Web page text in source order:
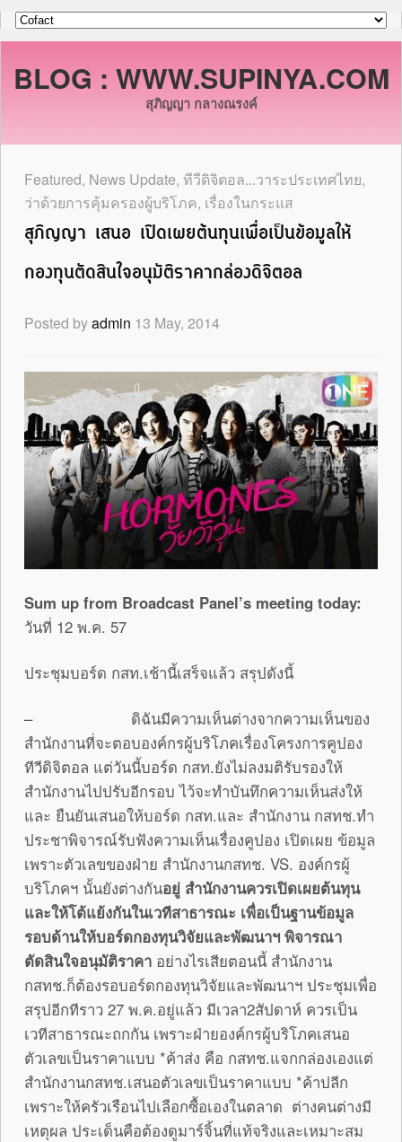
BLOG : WWW.SUPINYA.COM
สุภิญญา กลางณรงค์
Featured, News Update, ทีวีดิจิตอล...วาระประเทศไทย,
ว่าด้วยการคุ้มครองผู้บริโภค, เรื่องในกระแส
สุภิญญา เสนอ เปิดเผยต้นทุนเพื่อเป็นข้อมูลให้
กองทุนตัดสินใจอนุมัติราคากล่องดิจิตอล
Posted byadmin 13 May, 2014
Sum up from Broadcast Panel’s meeting today:
วันที่ 12 พ.ค. 57
ประชุมบอร์ด กสท.เช้านี้เสร็จแล้ว สรุปดังนี้
– ดิฉันมีความเห็นต่างจากความเห็นของ
สำนักงานที่จะตอบองค์กรผู้บริโภคเรื่องโครงการคูปอง
ทีวีดิจิตอล แต่วันนี้บอร์ด กสท.ยังไม่ลงมติรับรองให้
สำนักงานไปปรับอีกรอบ ไว้จะทำบันทึกความเห็นส่งให้
และ ยืนยันเสนอให้บอร์ด กสท.และ สำนักงาน กสทช.ทำ
ประชาพิจารณ์รับฟังความเห็นเรื่องคูปอง เปิดเผย ข้อมูล
เพราะตัวเลขของฝ่าย สำนักงานกสทช. VS. องค์กรผู้
บริโภคฯ นั้นยังต่างกันอยู่ สำนักงานควรเปิดเผยต้นทุน
และให้โต้แย้งกันในเวทีสาธารณะ เพื่อเป็นฐานข้อมูล
รอบด้านให้บอร์ดกองทุนวิจัยและพัฒนาฯ พิจารณา
ตัดสินใจอนุมัติราคา อย่างไรเสียตอนนี้ สำนักงาน
กสทช.ก็ต้องรอบอร์ดกองทุนวิจัยและพัฒนาฯ ประชุมเพื่อ
สรุปอีกทีราว 27 พ.ค.อยู่แล้ว มีเวลา2สัปดาห์ ควรเป็น
เวทีสาธารณะถกกัน เพราะฝ่ายองค์กรผู้บริโภคเสนอ
ตัวเลขเป็นราคาแบบ *ค้าส่ง คือ กสทช.แจกกล่องเองแต่
สำนักงานกสทช.เสนอตัวเลขเป็นราคาแบบ *ค้าปลีก
เพราะให้ครัวเรือนไปเลือกซื้อเองในตลาด ต่างคนต่างมี
เหตุผล ประเด็นคือต้องดูมาร์จิ้นที่แท้จริงและเหมาะสม